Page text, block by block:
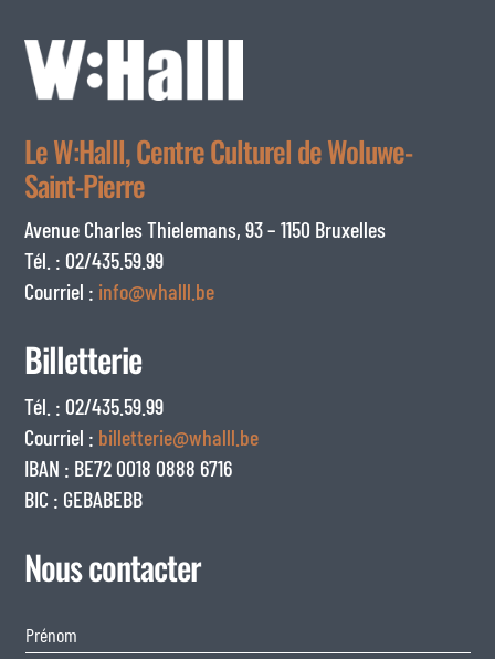
Le W:Halll, Centre Culturel de Woluwe-
Saint-Pierre
Avenue Charles Thielemans, 93 – 1150 Bruxelles
Tél. : 02/435.59.99
Courriel : info@whalll.be
Billetterie
Tél. : 02/435.59.99
Courriel : billetterie@whalll.be
IBAN : BE72 0018 0888 6716
BIC : GEBABEBB
Nous contacter